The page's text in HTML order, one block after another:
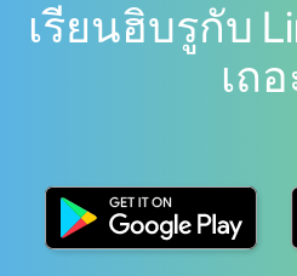
เรียนฮิบรูกับ
เถ